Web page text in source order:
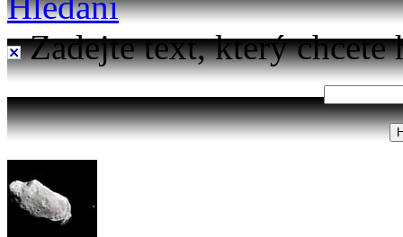
Zadejte text, který chcete